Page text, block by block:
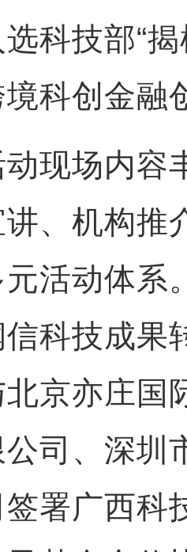
科技部“
境科创金融
场内容
、机构推
活动体系
科技成果
京亦庄国
司、深圳
署广西科